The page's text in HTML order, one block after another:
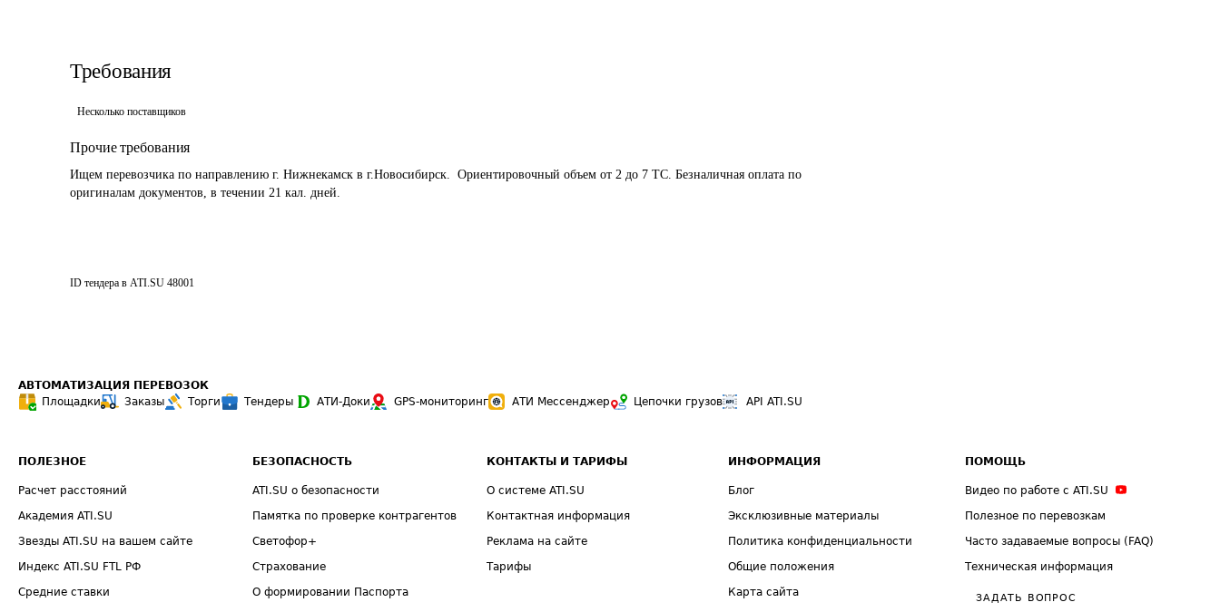
Требования
Несколько поставщиков
Прочие требования
Ищем перевозчика по направлению г. Нижнекамск в г.Новосибирск.  Ориентировочный объем от 2 до 7 ТС. Безналичная оплата по
оригиналам документов, в течении 21 кал. дней.
ID тендера в ATI.SU 48001
АВТОМАТИЗАЦИЯ ПЕРЕВОЗОК
Площадки
Заказы Торги Тендеры АТИ-Доки GPS-мониторинг АТИ Мессенджер Цепочки грузов API ATI.SU
ПОЛЕЗНОЕ
Расчет расстояний
Академия ATI.SU
Звезды ATI.SU на вашем сайте
Индекс ATI.SU FTL РФ
Средние ставки
БЕЗОПАСНОСТЬ
ATI.SU о безопасности
Памятка по проверке контрагентов
Светофор+
Страхование
О формировании Паспорта
КОНТАКТЫ И ТАРИФЫ
О системе ATI.SU
Контактная информация
Реклама на сайте
Тарифы
ИНФОРМАЦИЯ
Блог
Эксклюзивные материалы
Политика конфиденциальности
Общие положения
Карта сайта
ПОМОЩЬ
Видео по работе с ATI.SU
Полезное по перевозкам
Часто задаваемые вопросы (FAQ)
Техническая информация
ЗАДАТЬ ВОПРОС